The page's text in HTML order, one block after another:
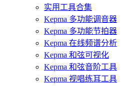
实用工具合集
Kepma 多功能调音器
Kepma 多功能节拍器
Kepma 在线频谱分析
Kepma 和弦可视化
Kepma 和弦音阶工具
Kepma 视唱练耳工具